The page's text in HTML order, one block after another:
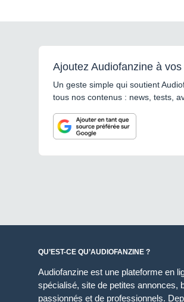
Ajoutez Audiofanzine à
Un geste simple qui soutient
tous nos contenus : news, tests,
QU’EST-CE QU’AUDIOFANZINE ?
Audiofanzine est une plateforme en
spécialisé, site de petites annonces,
passionnés et de professionnels.